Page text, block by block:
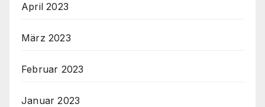
April 2023
März 2023
Februar 2023
Januar 2023